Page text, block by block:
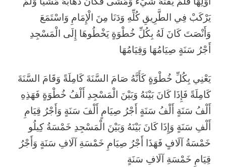
يَرْكَبْ فِي الطَّرِيقِ كُلِّهِ وَدَنَا مِنَ الْإِمَامِ وَاسْتَمَعَ
وَأَنْصَتَ كَانَ لَهُ بِكُلِّ خُطْوَةٍ يَخْطُوهَا إِلَى الْمَسْجِدِ
أَجْرُ سَنَةٍ صِيَامُهَا وَقِيَامُهَا
يَعْنِي بِكُلِّ خُطْوَةٍ كَأَنَّهُ صَامَ السَّنَةَ كَامِلَةً وَقَامَ السَّنَةَ
كَامِلَةً فَإِذَا كَانَ بَيْنَهُ وَبَيْنَ الْمَسْجِدِ أَلْفُ خُطْوَةٍ فَهَذِهِ
أَلْفُ سَنَةٍ أَلْفُ سَنَةٍ أَجْرُ صِيَامٍ أَلْفَ سَنَةٍ وَأَجْرُ قِيَامِ
أَلْفِ سَنَةٍ وَإِذَا كَانَ بَيْنَهُ وَبَيْنَ الْمَسْجِدِ خَمْسَةُ كِيلُو
خَمْسَةُ آلَافٍ فَهَذَا أَجْرُ صِيَامِ خَمْسَةِ آلَافِ سَنَةٍ وَأَجْرُ
قِيَامِ خَمْسَةِ آلَافِ سَنَةٍ